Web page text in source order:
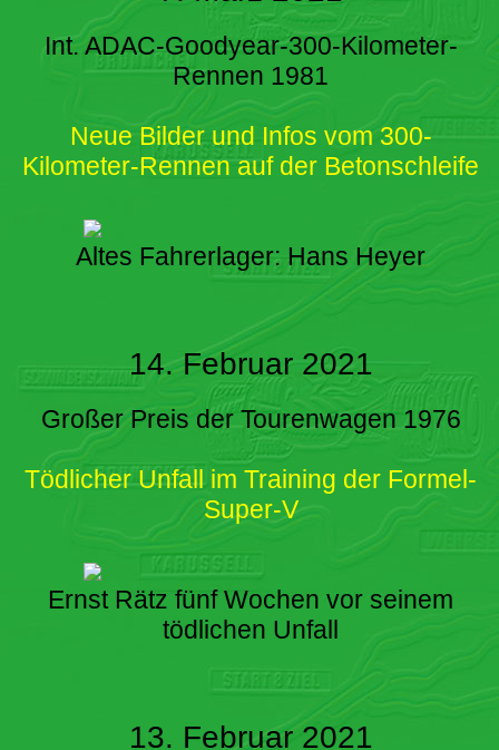
Int. ADAC-Goodyear-300-Kilometer-
Rennen 1981
Neue Bilder und Infos vom 300-
Kilometer-Rennen auf der Betonschleife
Altes Fahrerlager: Hans Heyer
14. Februar 2021
Großer Preis der Tourenwagen 1976
Tödlicher Unfall im Training der Formel-
Super-V
Ernst Rätz fünf Wochen vor seinem
tödlichen Unfall
13. Februar 2021